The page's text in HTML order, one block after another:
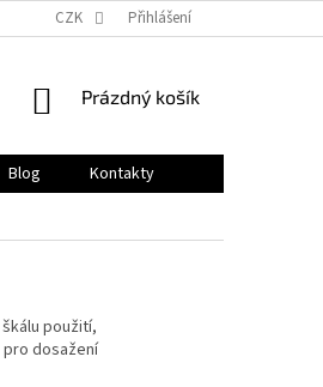
CZK Přihlášení
NÁKUPNÍ
Prázdný košík
Blog
Kontakty
použití,
dosažení